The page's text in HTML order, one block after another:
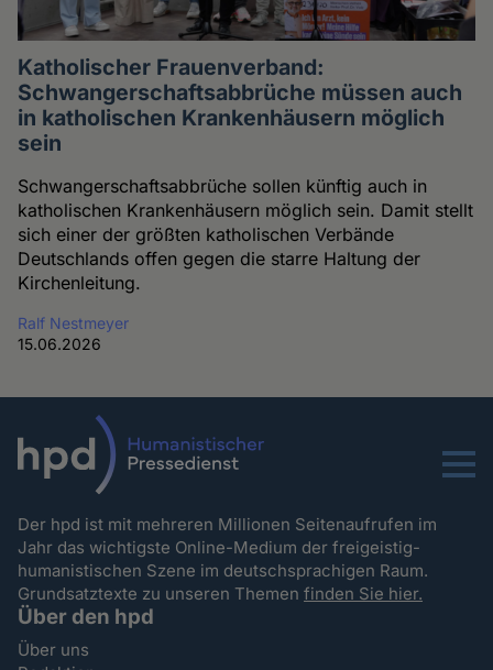
Katholischer Frauenverband:
Schwangerschaftsabbrüche müssen auch
in katholischen Krankenhäusern möglich
sein
Schwangerschaftsabbrüche sollen künftig auch in
katholischen Krankenhäusern möglich sein. Damit stellt
sich einer der größten katholischen Verbände
Deutschlands offen gegen die starre Haltung der
Kirchenleitung.
Ralf Nestmeyer
15.06.2026
Menu
Der hpd ist mit mehreren Millionen Seitenaufrufen im
Jahr das wichtigste Online-Medium der freigeistig-
humanistischen Szene im deutschsprachigen Raum.
Grundsatztexte zu unseren Themenfinden Sie hier.
Über den hpd
Über uns